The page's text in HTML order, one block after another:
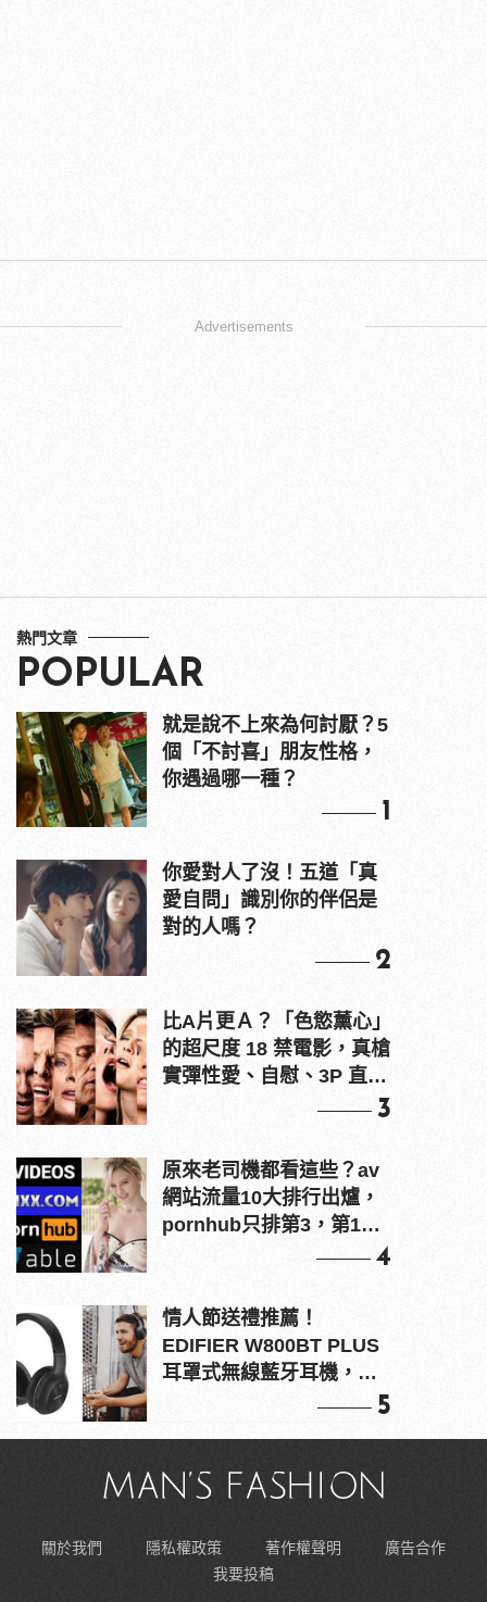
Advertisements
熱門文章
POPULAR
就是說不上來為何討厭？5
個「不討喜」朋友性格，
你遇過哪一種？
1
你愛對人了沒！五道「真
愛自問」識別你的伴侶是
對的人嗎？
2
比A片更Ａ？「色慾薰心」
的超尺度 18 禁電影，真槍
實彈性愛、自慰、3P 直接
3
原來老司機都看這些？av
網站流量10大排行出爐，
pornhub只排第3，第1名
4
情人節送禮推薦！
EDIFIER W800BT PLUS
耳罩式無線藍牙耳機，在
5
關於我們 隱私權政策 著作權聲明
廣告合作
我要投稿